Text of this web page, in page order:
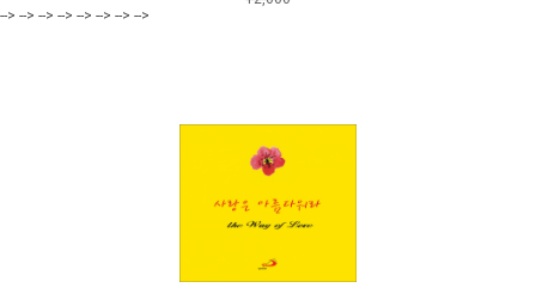
--> --> --> --> --> --> --> -->